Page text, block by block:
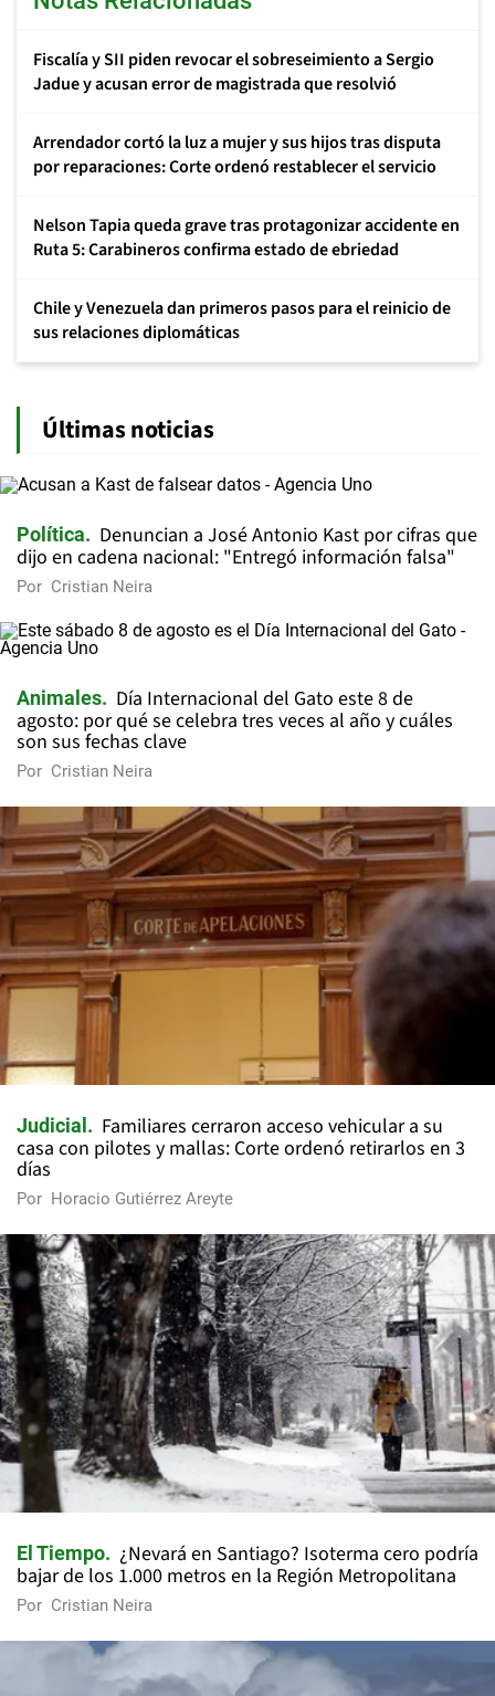
Fiscalía y SII piden revocar el sobreseimiento a Sergio
Jadue y acusan error de magistrada que resolvió
Arrendador cortó la luz a mujer y sus hijos tras disputa
por reparaciones: Corte ordenó restablecer el servicio
Nelson Tapia queda grave tras protagonizar accidente en
Ruta 5: Carabineros confirma estado de ebriedad
Chile y Venezuela dan primeros pasos para el reinicio de
sus relaciones diplomáticas
Últimas noticias
Política
Denuncian a José Antonio Kast por cifras que
dijo en cadena nacional: "Entregó información falsa"
Por Cristian Neira
Animales
Día Internacional del Gato este 8 de
agosto: por qué se celebra tres veces al año y cuáles
son sus fechas clave
Por Cristian Neira
Judicial
Familiares cerraron acceso vehicular a su
casa con pilotes y mallas: Corte ordenó retirarlos en 3
días
Por Horacio Gutiérrez Areyte
El Tiempo
¿Nevará en Santiago? Isoterma cero podría
bajar de los 1.000 metros en la Región Metropolitana
Por Cristian Neira